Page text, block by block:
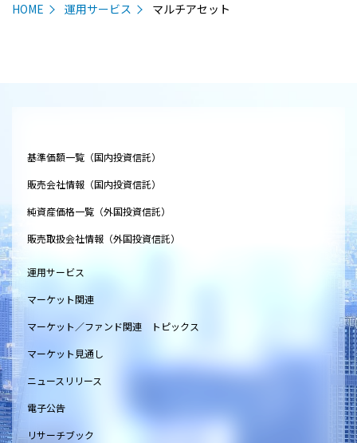
HOME 運用サービス マルチアセット
基準価額一覧（国内投資信託）
販売会社情報（国内投資信託）
純資産価格一覧（外国投資信託）
販売取扱会社情報（外国投資信託）
運用サービス
マーケット関連
マーケット／ファンド関連 トピックス
マーケット見通し
ニュースリリース
電子公告
リサーチブック